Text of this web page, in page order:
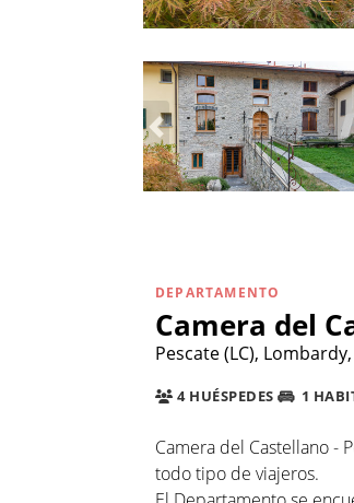
DEPARTAMENTO
Camera del
Pescate (LC),
4 HUÉSPEDES 1
Camera del Castellano -
todo tipo de viajeros.